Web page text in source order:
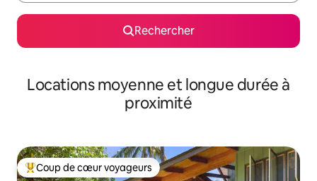
Rechercher
Locations moyenne et longue durée à
proximité
Coups de cœur voyageurs les plus appréciés
Coup de cœur voyageurs